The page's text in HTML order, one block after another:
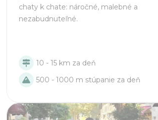
chaty k chate: náročné, malebné a
nezabudnuteľné.
10 - 15 km za deň
500 - 1000 m stúpanie za deň